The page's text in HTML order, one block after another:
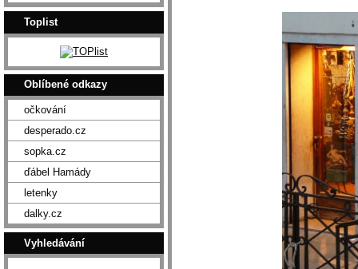
Toplist
Oblíbené odkazy
očkování
desperado.cz
sopka.cz
ďábel Hamády
letenky
dalky.cz
Vyhledávání